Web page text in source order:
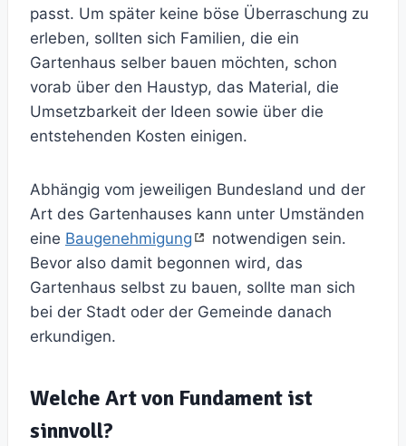
passt. Um später keine böse Überraschung zu
erleben, sollten sich Familien, die ein
Gartenhaus selber bauen möchten, schon
vorab über den Haustyp, das Material, die
Umsetzbarkeit der Ideen sowie über die
entstehenden Kosten einigen.
Abhängig vom jeweiligen Bundesland und der
Art des Gartenhauses kann unter Umständen
eine Baugenehmigung
notwendigen sein.
Bevor also damit begonnen wird, das
Gartenhaus selbst zu bauen, sollte man sich
bei der Stadt oder der Gemeinde danach
erkundigen.
Welche Art von Fundament ist
sinnvoll?